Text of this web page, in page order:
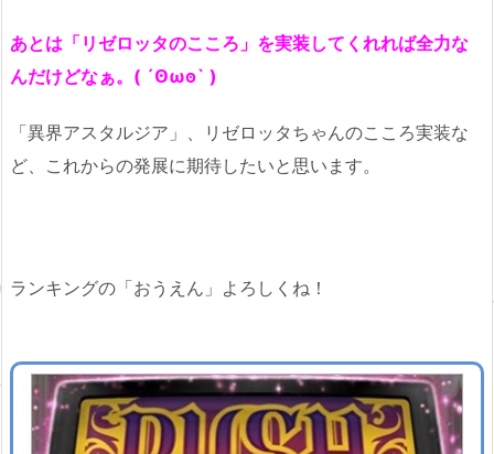
あとは「リゼロッタのこころ」を実装してくれれば全力な
んだけどなぁ。( ´Ꙩωꙩ` )
「異界アスタルジア」、リゼロッタちゃんのこころ実装な
ど、これからの発展に期待したいと思います。
ランキングの「おうえん」よろしくね！